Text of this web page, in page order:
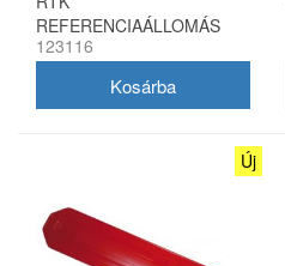
REFERENCIAÁLLOMÁS
123116
Új